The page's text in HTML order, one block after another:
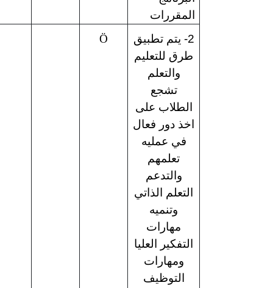
المقررات
2- يتم تطبيق
طرق للتعليم
والتعلم
تشجع
الطلاب على
اخذ دور فعال
في عمليه
تعلمهم
والتدعم
التعلم الذاتي
وتنميه
مهارات
التفكير العليا
ومهارات
التوظيف